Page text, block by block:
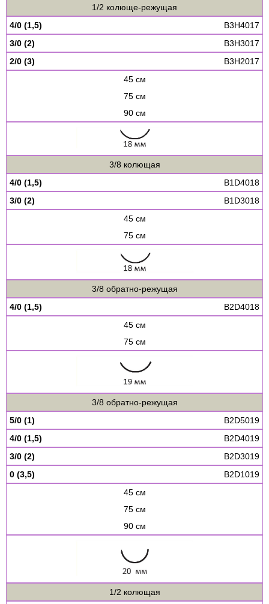
1/2 колюще-режущая
4/0 (1,5)
B3H4017
3/0 (2)
B3H3017
2/0 (3)
B3H2017
45 см
75 см
90 см
3/8 колющая
4/0 (1,5)
B1D4018
3/0 (2)
B1D3018
45 см
75 см
3/8 обратно-режущая
4/0 (1,5)
B2D4018
45 см
75 см
3/8 обратно-режущая
5/0 (1)
B2D5019
4/0 (1,5)
B2D4019
3/0 (2)
B2D3019
0 (3,5)
B2D1019
45 см
75 см
90 см
1/2 колющая